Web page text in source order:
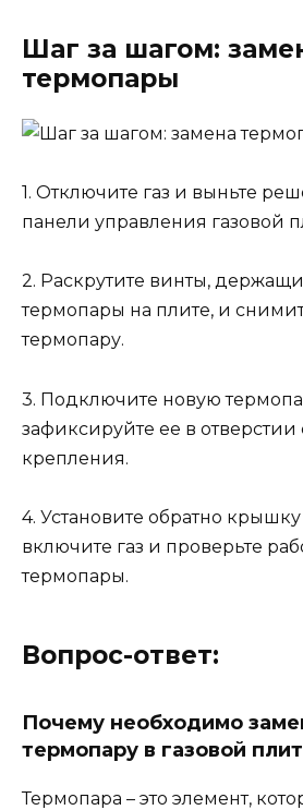
Шаг за шагом:
термопары
1. Отключите газ и выньте
панели управления газовой
2. Раскрутите винты,
термопары на плите, и
термопару.
3. Подключите новую
зафиксируйте ее в
крепления.
4. Установите обратно
включите газ и проверьте
термопары.
Вопрос-ответ:
Почему необходимо
термопару в газовой
Термопара – это элемент,